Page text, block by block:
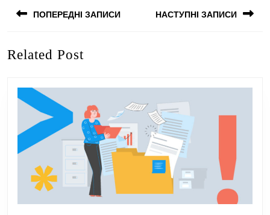
записів
ПОПЕРЕДНІ ЗАПИСИ
запис:
НАСТУПНІ ЗАПИСИ
Related Post